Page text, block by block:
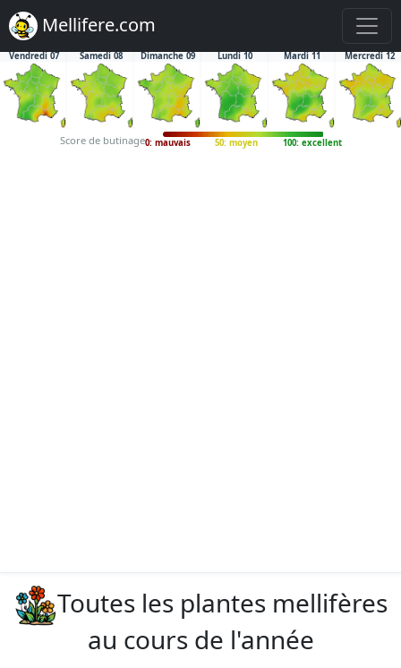
Mellifere.com
Vendredi 07 Samedi 08 Dimanche 09 Lundi 10 Mardi 11 Mercredi 12
Score de butinage0: mauvais 50: moyen 100: excellent
Toutes les plantes mellifères
au cours de l'année